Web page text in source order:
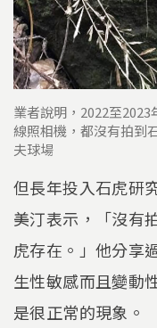
業者說明，2022至
線照相機，都沒有拍到
夫球場
但長年投入石虎研
美汀表示，「沒有
虎存在。」他分享
生性敏感而且變動
是很正常的現象。